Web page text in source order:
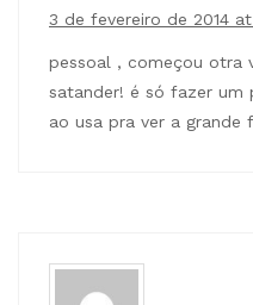
3 de fevereiro de 2014 at
pessoal , começou otra
satander! é só fazer um
ao usa pra ver a grande